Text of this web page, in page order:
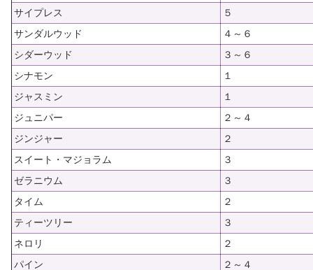
サイプレス
５
サンダルウッド
４～６
シダーウッド
３～６
シナモン
１
ジャスミン
１
ジュニパー
２～４
ジンジャー
２
スイート・マジョラム
３
ゼラニウム
３
タイム
２
ティーツリー
３
ネロリ
２
パイン
２～４